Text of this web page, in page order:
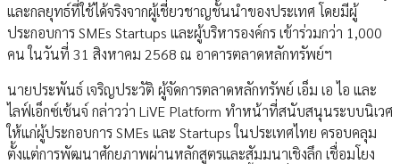
และกลยุทธ์ที่ใช้ได้จริงจากผู้เชี่ยวชาญชั้นนำของประเทศ โดยมีผู้
ประกอบการ SMEs Startups และผู้บริหารองค์กร เข้าร่วมกว่า 1,000
คน ในวันที่ 31 สิงหาคม 2568 ณ อาคารตลาดหลักทรัพย์ฯ
นายประพันธ์ เจริญประวัติ ผู้จัดการตลาดหลักทรัพย์ เอ็ม เอ ไอ และ
ไลฟ์เอ็กซ์เช้นจ์ กล่าวว่า LiVE Platform ทำหน้าที่สนับสนุนระบบนิเวศ
ให้แก่ผู้ประกอบการ SMEs และ Startups ในประเทศไทย ครอบคลุม
ตั้งแต่การพัฒนาศักยภาพผ่านหลักสูตรและสัมมนาเชิงลึก เชื่อมโยง